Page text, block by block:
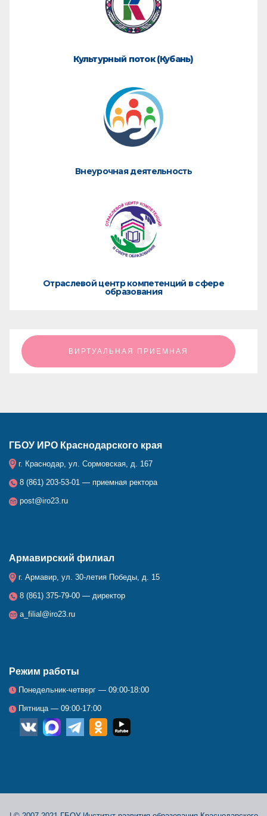
Культурный поток (Кубань)
Внеурочная деятельность
Отраслевой центр компетенций в сфере
образования
ㅤㅤㅤㅤㅤㅤㅤㅤㅤВИРТУАЛЬНАЯ ПРИЕМНАЯㅤㅤㅤㅤㅤㅤㅤㅤㅤ
ГБОУ ИРО Краснодарского края
г. Краснодар, ул. Сормовская, д. 167
8 (861) 203-53-01 — приемная ректора
post@iro23.ru
Армавирский филиал
г. Армавир, ул. 30-летия Победы, д. 15
8 (861) 375-79-00 — директор
a_filial@iro23.ru
Режим работы
Понедельник-четверг — 09:00-18:00
Пятница — 09:00-17:00